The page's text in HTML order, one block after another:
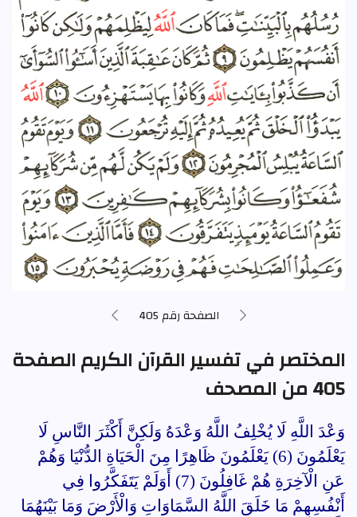
الصفحة رقم 405
المختصر في تفسير القرآن الكريم الصفحة
405 من المصحف
وَعْدَ اللَّهِ لَا يُخْلِفُ اللَّهُ وَعْدَهُ وَلَكِنَّ أَكْثَرَ النَّاسِ لَا
يَعْلَمُونَ (6) يَعْلَمُونَ ظَاهِرًا مِنَ الْحَيَاةِ الدُّنْيَا وَهُمْ
عَنِ الْآخِرَةِ هُمْ غَافِلُونَ (7) أَوَلَمْ يَتَفَكَّرُوا فِي
أَنْفُسِهِمْ مَا خَلَقَ اللَّهُ السَّمَاوَاتِ وَالْأَرْضَ وَمَا بَيْنَهُمَا